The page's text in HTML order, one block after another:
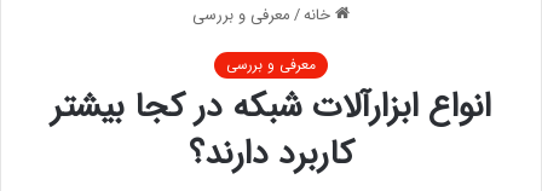
خانه/معرفی و بررسی
معرفی و بررسی
انواع ابزارآلات شبکه در کجا بیشتر
کاربرد دارند؟